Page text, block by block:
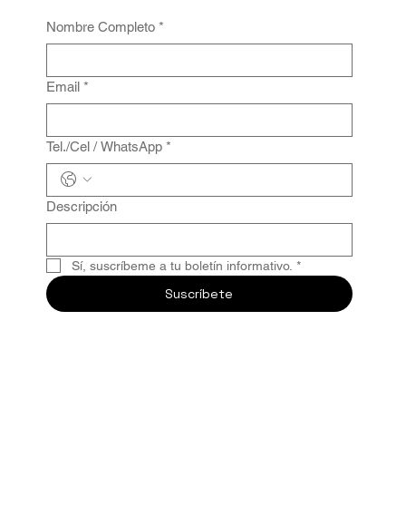
Nombre Completo *
Email *
Tel./Cel / WhatsApp *
Descripción
Sí, suscríbeme a tu boletín informativo. *
Suscríbete